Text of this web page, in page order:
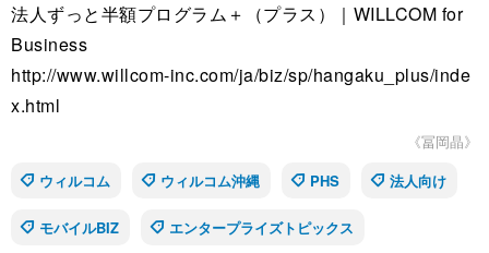
法人ずっと半額プログラム＋（プラス）｜WILLCOM for
Business
http://www.willcom-inc.com/ja/biz/sp/hangaku_plus/inde
x.html
《冨岡晶》
ウィルコム
ウィルコム沖縄 PHS 法人向け
モバイルBIZ エンタープライズトピックス